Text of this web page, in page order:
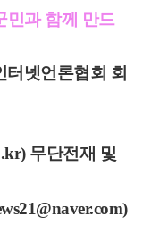
민과 함께 만드
터넷언론협회 회
무단전재 및
@naver.com)